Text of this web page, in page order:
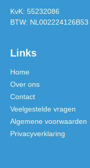
KvK: 55232086
BTW: NL002224126B53
Links
Home
Over ons
Contact
Veelgestelde vragen
Algemene voorwaarden
Privacyverklaring